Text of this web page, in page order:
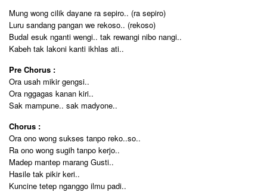
Mung wong cilik dayane ra sepiro.. (ra sepiro)
Luru sandang pangan we rekoso.. (rekoso)
Budal esuk nganti wengi.. tak rewangi nibo nangi..
Kabeh tak lakoni kanti ikhlas ati..
Pre Chorus :
Ora usah mikir gengsi..
Ora nggagas kanan kiri..
Sak mampune.. sak madyone..
Chorus :
Ora ono wong sukses tanpo reko..so..
Ra ono wong sugih tanpo kerjo..
Madep mantep marang Gusti..
Hasile tak pikir keri..
Kuncine tetep nganggo ilmu padi..